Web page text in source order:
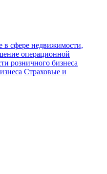
в сфере недвижимости,
операционной
розничного бизнеса
Страховые и